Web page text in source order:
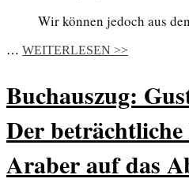
Wir können jedoch aus
… WEITERLESEN >>
Buchauszug:
Der
Araber auf das